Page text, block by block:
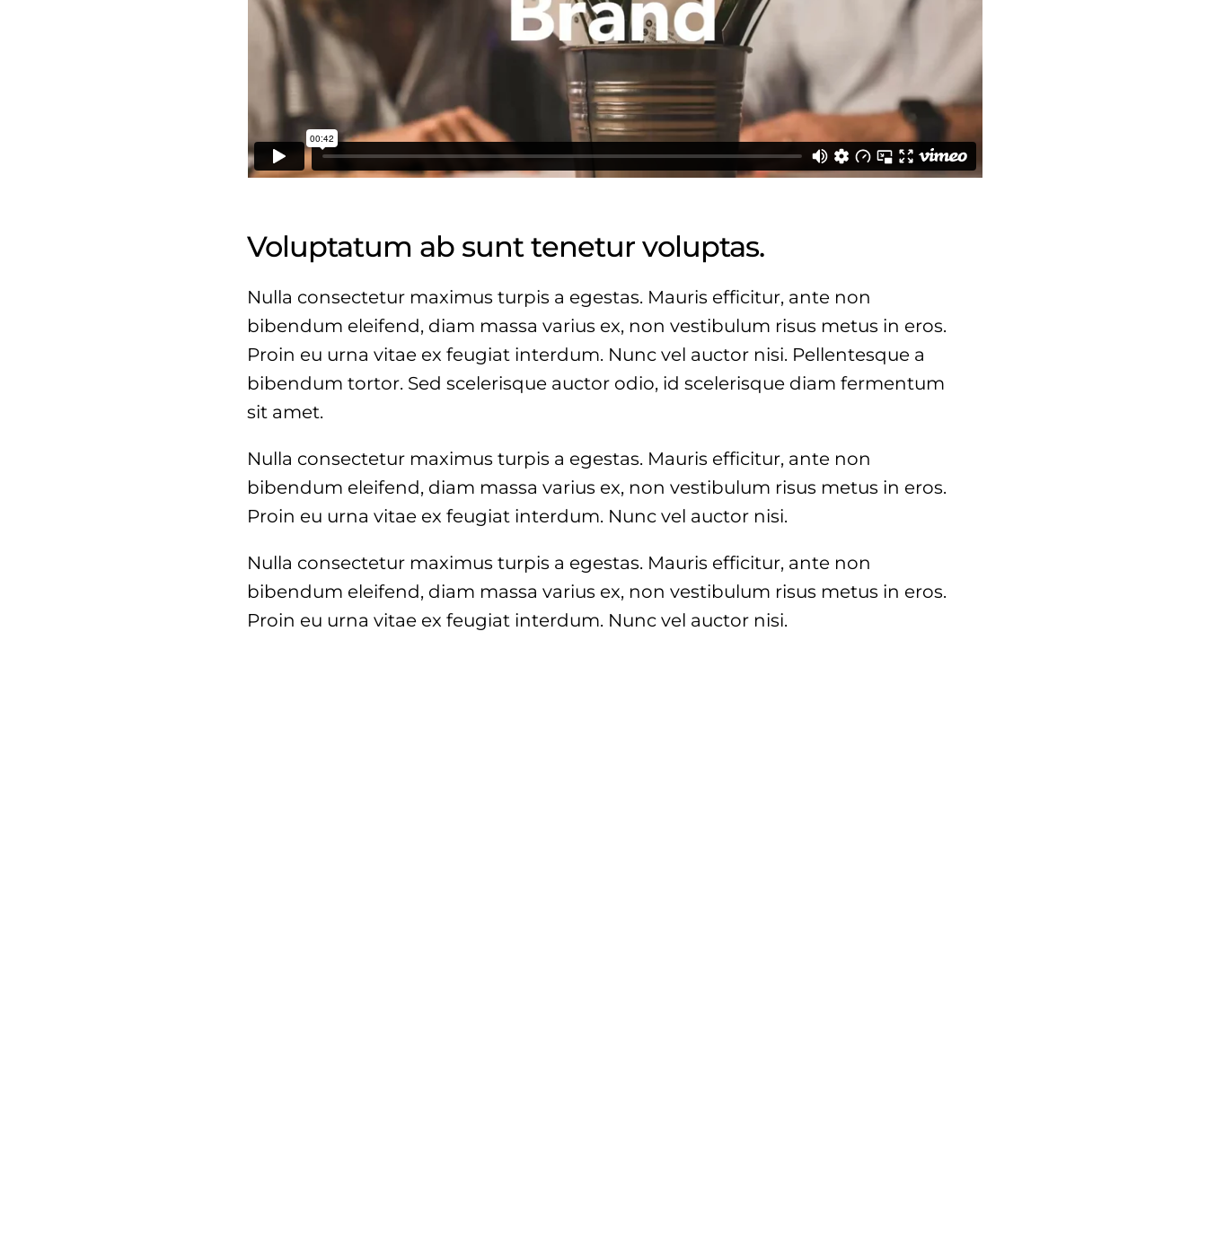
Voluptatum ab sunt tenetur voluptas.
Nulla consectetur maximus turpis a egestas. Mauris efficitur, ante non
bibendum eleifend, diam massa varius ex, non vestibulum risus metus in eros.
Proin eu urna vitae ex feugiat interdum. Nunc vel auctor nisi. Pellentesque a
bibendum tortor. Sed scelerisque auctor odio, id scelerisque diam fermentum
sit amet.
Nulla consectetur maximus turpis a egestas. Mauris efficitur, ante non
bibendum eleifend, diam massa varius ex, non vestibulum risus metus in eros.
Proin eu urna vitae ex feugiat interdum. Nunc vel auctor nisi.
Nulla consectetur maximus turpis a egestas. Mauris efficitur, ante non
bibendum eleifend, diam massa varius ex, non vestibulum risus metus in eros.
Proin eu urna vitae ex feugiat interdum. Nunc vel auctor nisi.